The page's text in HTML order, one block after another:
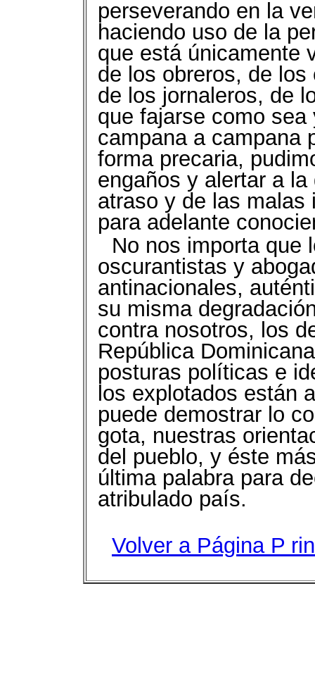
perseverando en la
haciendo uso de la
que está únicamente
de los obreros, de
de los jornaleros, de
que fajarse como
campana a campana
forma precaria,
engaños y alertar a
atraso y de las malas
para adelante
No nos importa que
oscurantistas y
antinacionales,
su misma
contra nosotros, los
República
posturas políticas e
los explotados están
puede demostrar lo
gota, nuestras
del pueblo, y éste
última palabra para
atribulado país.
Volver a Página P